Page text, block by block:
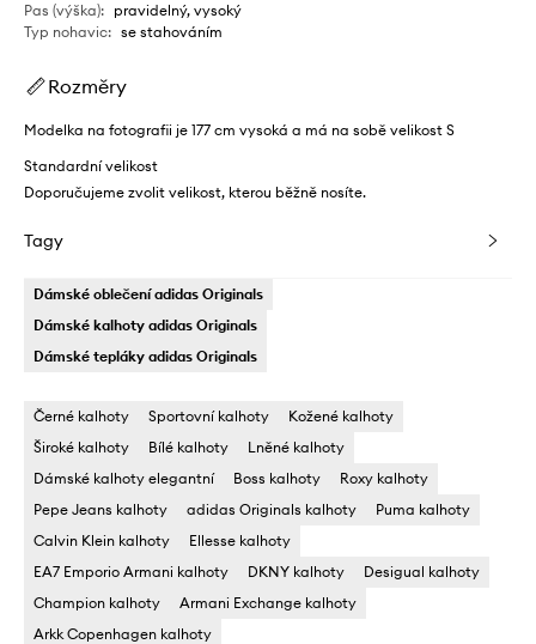
Pas (výška): pravidelný, vysoký
Typ nohavic: se stahováním
Rozměry
Modelka na fotografii je 177 cm vysoká a má na sobě velikost S
Standardní velikost
Doporučujeme zvolit velikost, kterou běžně nosíte.
Tagy
Dámské oblečení adidas Originals
Dámské kalhoty adidas Originals
Dámské tepláky adidas Originals
Černé kalhoty Sportovní kalhoty
Kožené kalhoty
Široké kalhoty
Bílé kalhoty
Lněné kalhoty
Dámské kalhoty elegantní
Boss kalhoty
Roxy kalhoty
Pepe Jeans kalhoty
adidas Originals kalhoty
Puma kalhoty
Calvin Klein kalhoty
Ellesse kalhoty
EA7 Emporio Armani kalhoty
DKNY kalhoty
Desigual kalhoty
Champion kalhoty
Armani Exchange kalhoty
Arkk Copenhagen kalhoty